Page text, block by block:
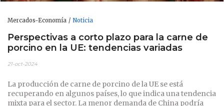
Mercados-Economía Noticia
Perspectivas a corto plazo para la carne de
porcino en la UE: tendencias variadas
21-oct-2024
La producción de carne de porcino de la UE se está
recuperando en algunos países, lo que indica una tendencia
mixta para el sector. La menor demanda de China podría